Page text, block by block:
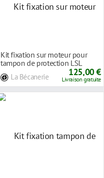
Kit fixation sur moteur pour
tampon de protection LSL
La Bécanerie 125,00 €
Livraison gratuite